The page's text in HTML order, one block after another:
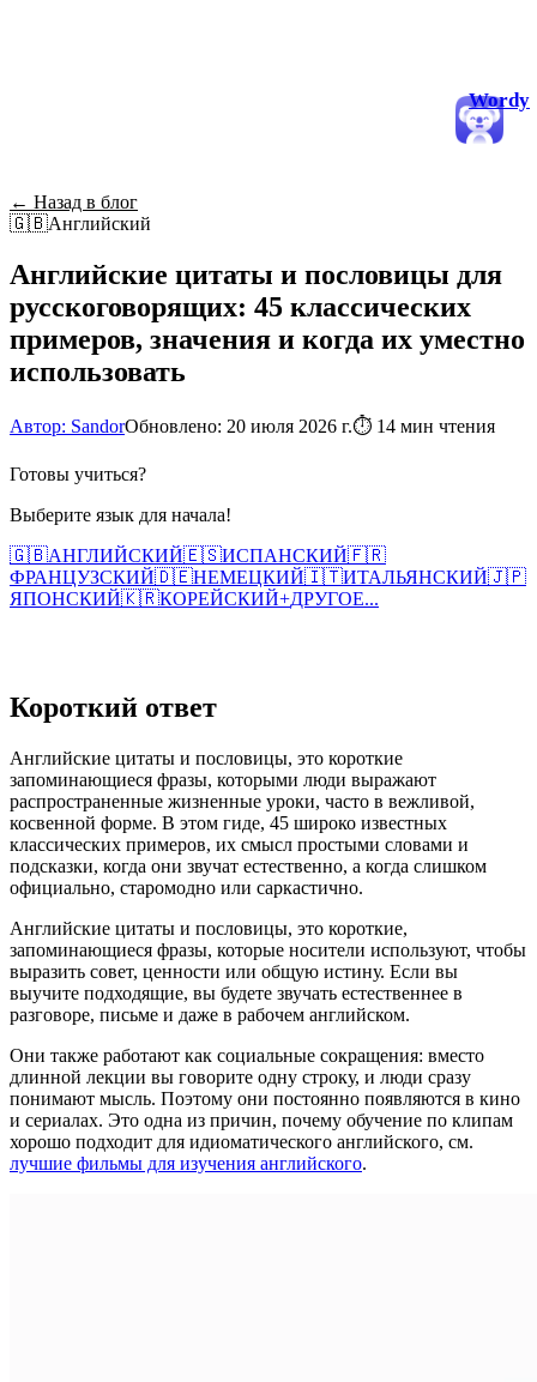
Wordy
← Назад в блог
🇬🇧Английский
Английские цитаты и пословицы для
русскоговорящих: 45 классических
примеров, значения и когда их уместно
использовать
Автор: SandorОбновлено: 20 июля 2026 г.⏱ 14 мин чтения
Готовы учиться?
Выберите язык для начала!
🇬🇧АНГЛИЙСКИЙ🇪🇸ИСПАНСКИЙ🇫🇷
ФРАНЦУЗСКИЙ🇩🇪НЕМЕЦКИЙ🇮🇹ИТАЛЬЯНСКИЙ🇯🇵
ЯПОНСКИЙ🇰🇷КОРЕЙСКИЙ+ДРУГОЕ...
Короткий ответ
Английские цитаты и пословицы, это короткие
запоминающиеся фразы, которыми люди выражают
распространенные жизненные уроки, часто в вежливой,
косвенной форме. В этом гиде, 45 широко известных
классических примеров, их смысл простыми словами и
подсказки, когда они звучат естественно, а когда слишком
официально, старомодно или саркастично.
Английские цитаты и пословицы, это короткие,
запоминающиеся фразы, которые носители используют, чтобы
выразить совет, ценности или общую истину. Если вы
выучите подходящие, вы будете звучать естественнее в
разговоре, письме и даже в рабочем английском.
Они также работают как социальные сокращения: вместо
длинной лекции вы говорите одну строку, и люди сразу
понимают мысль. Поэтому они постоянно появляются в кино
и сериалах. Это одна из причин, почему обучение по клипам
хорошо подходит для идиоматического английского, см.
лучшие фильмы для изучения английского.